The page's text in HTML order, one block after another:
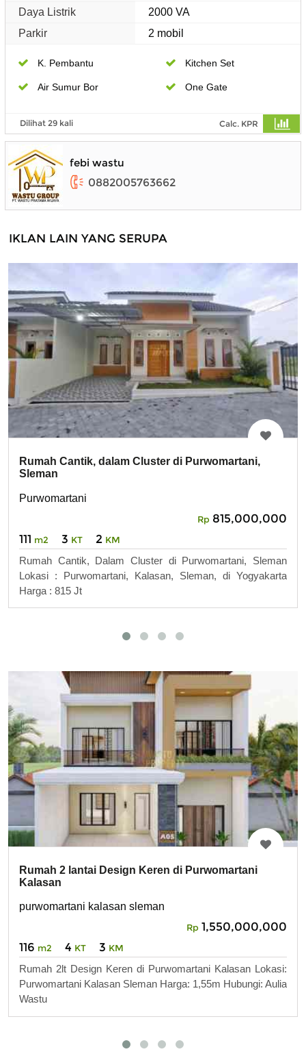
Daya Listrik
2000 VA
Parkir
2 mobil
K. Pembantu Kitchen Set
Air Sumur Bor One Gate
Dilihat 29 kali Calc. KPR
febi wastu
0882005763662
IKLAN LAIN YANG SERUPA
Rumah Cantik, dalam Cluster di Purwomartani,
Sleman
Purwomartani
Rp 815,000,000
111 m2 3 KT 2 KM
Rumah Cantik, Dalam Cluster di Purwomartani, Sleman
Lokasi : Purwomartani, Kalasan, Sleman, di Yogyakarta
Harga : 815 Jt
Rumah 2 lantai Design Keren di Purwomartani
Kalasan
purwomartani kalasan sleman
Rp 1,550,000,000
116 m2 4 KT 3 KM
Rumah 2lt Design Keren di Purwomartani Kalasan Lokasi:
Purwomartani Kalasan Sleman Harga: 1,55m Hubungi: Aulia
Wastu